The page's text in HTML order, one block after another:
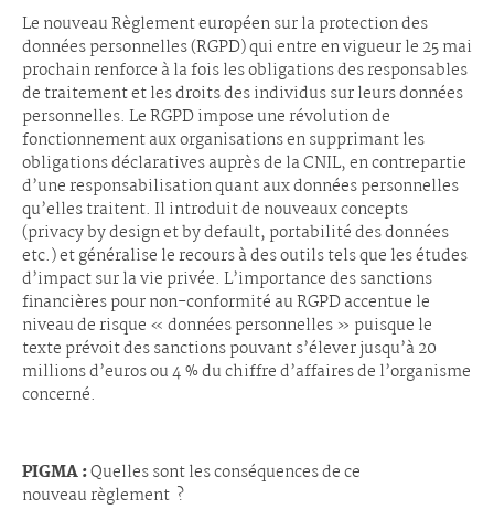
Le nouveau Règlement européen sur la protection des
données personnelles (RGPD) qui entre en vigueur le 25 mai
prochain renforce à la fois les obligations des responsables
de traitement et les droits des individus sur leurs données
personnelles. Le RGPD impose une révolution de
fonctionnement aux organisations en supprimant les
obligations déclaratives auprès de la CNIL, en contrepartie
d’une responsabilisation quant aux données personnelles
qu’elles traitent. Il introduit de nouveaux concepts
(privacy by design et by default, portabilité des données
etc.) et généralise le recours à des outils tels que les études
d’impact sur la vie privée. L’importance des sanctions
financières pour non-conformité au RGPD accentue le
niveau de risque « données personnelles » puisque le
texte prévoit des sanctions pouvant s’élever jusqu’à 20
millions d’euros ou 4 % du chiffre d’affaires de l’organisme
concerné.
PIGMA :Quelles sont les conséquences de ce
nouveau règlement ?